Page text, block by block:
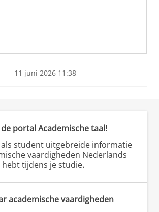
11 juni 2026 11:38
portal Academische taal!
student uitgebreide informatie
vaardigheden Nederlands
hebt tijdens je studie.
academische vaardigheden